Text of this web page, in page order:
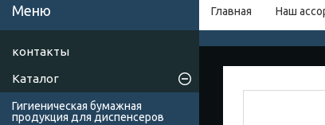
Главная Наш
контакты
Каталог
Гигиеническая бумажная
продукция для диспенсеров